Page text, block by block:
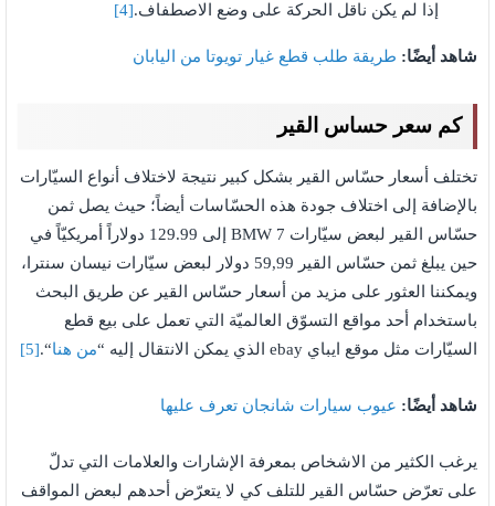
إذا لم يكن ناقل الحركة على وضع الاصطفاف.[4]
شاهد أيضًا: طريقة طلب قطع غيار تويوتا من اليابان
كم سعر حساس القير
تختلف أسعار حسّاس القير بشكل كبير نتيجة لاختلاف أنواع السيّارات
بالإضافة إلى اختلاف جودة هذه الحسّاسات أيضاً؛ حيث يصل ثمن
حسّاس القير لبعض سيّارات BMW 7 إلى 129.99 دولاراً أمريكيّاً في
حين يبلغ ثمن حسّاس القير 59,99 دولار لبعض سيّارات نيسان سنترا،
ويمكننا العثور على مزيد من أسعار حسّاس القير عن طريق البحث
باستخدام أحد مواقع التسوّق العالميّة التي تعمل على بيع قطع
السيّارات مثل موقع ايباي ebay الذي يمكن الانتقال إليه “
من هنا“.
[5]
شاهد أيضًا: عيوب سيارات شانجان تعرف عليها
يرغب الكثير من الاشخاص بمعرفة الإشارات والعلامات التي تدلّ
على تعرّض حسّاس القير للتلف كي لا يتعرّض أحدهم لبعض المواقف